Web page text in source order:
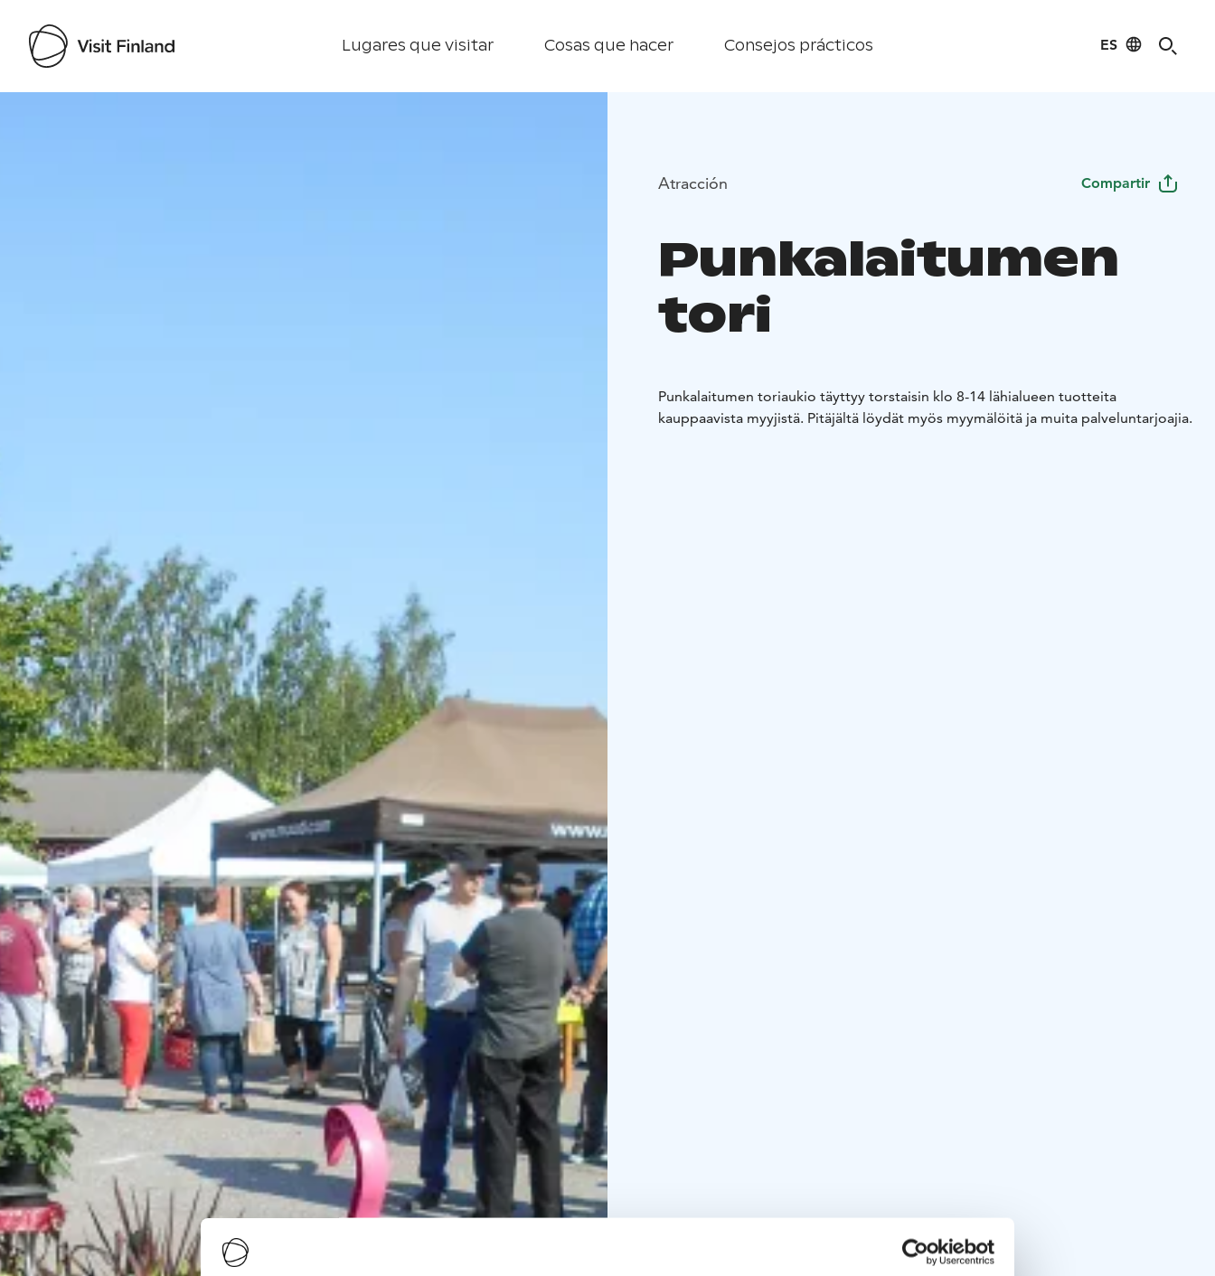
Lugares que visitar Cosas que hacer Consejos prácticos ES
Atracción Compartir
Punkalaitumen
tori
Punkalaitumen toriaukio täyttyy torstaisin klo 8-14 lähialueen tuotteita
kauppaavista myyjistä. Pitäjältä löydät myös myymälöitä ja muita palveluntarjoajia.